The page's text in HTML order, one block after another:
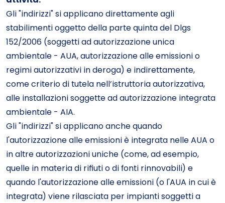
Gli "indirizzi" si applicano direttamente agli
stabilimenti oggetto della parte quinta del Dlgs
152/2006 (soggetti ad autorizzazione unica
ambientale - AUA, autorizzazione alle emissioni o
regimi autorizzativi in deroga) e indirettamente,
come criterio di tutela nell’istruttoria autorizzativa,
alle installazioni soggette ad autorizzazione integrata
ambientale - AIA.
Gli "indirizzi" si applicano anche quando
l'autorizzazione alle emissioni è integrata nelle AUA o
in altre autorizzazioni uniche (come, ad esempio,
quelle in materia di rifiuti o di fonti rinnovabili) e
quando l'autorizzazione alle emissioni (o l'AUA in cui è
integrata) viene rilasciata per impianti soggetti a